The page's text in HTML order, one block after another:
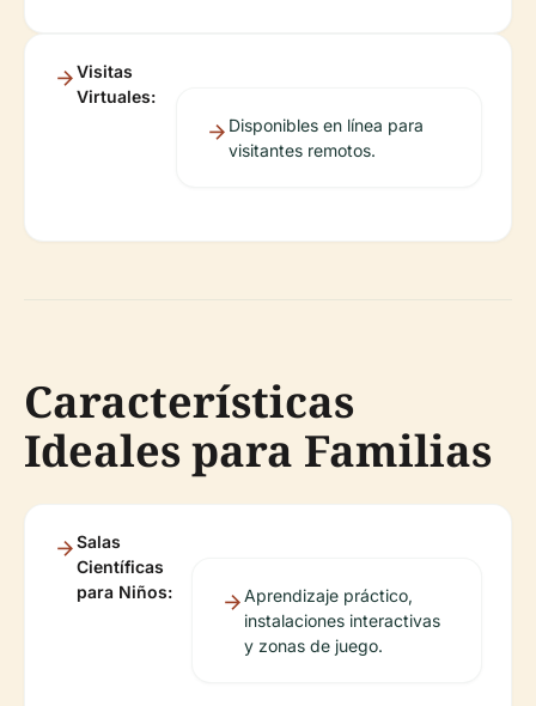
Visitas
Virtuales:
Disponibles en línea para
visitantes remotos.
Características
Ideales para Familias
Salas
Científicas
para Niños:
Aprendizaje práctico,
instalaciones interactivas
y zonas de juego.